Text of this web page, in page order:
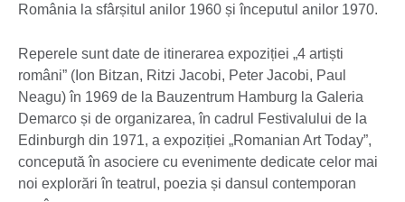
România la sfârșitul anilor 1960 și începutul anilor 1970.
Reperele sunt date de itinerarea expoziției „4 artiști
români” (Ion Bitzan, Ritzi Jacobi, Peter Jacobi, Paul
Neagu) în 1969 de la Bauzentrum Hamburg la Galeria
Demarco și de organizarea, în cadrul Festivalului de la
Edinburgh din 1971, a expoziției „Romanian Art Today”,
concepută în asociere cu evenimente dedicate celor mai
noi explorări în teatrul, poezia și dansul contemporan